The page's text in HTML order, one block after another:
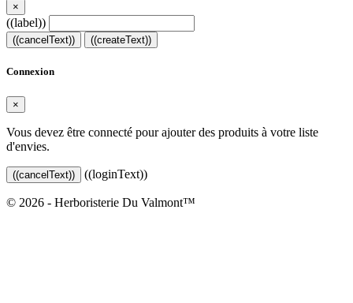
×
((label))
((cancelText)) ((createText))
Connexion
×
Vous devez être connecté pour ajouter des produits à votre liste
d'envies.
((cancelText)) ((loginText))
© 2026 - Herboristerie Du Valmont™